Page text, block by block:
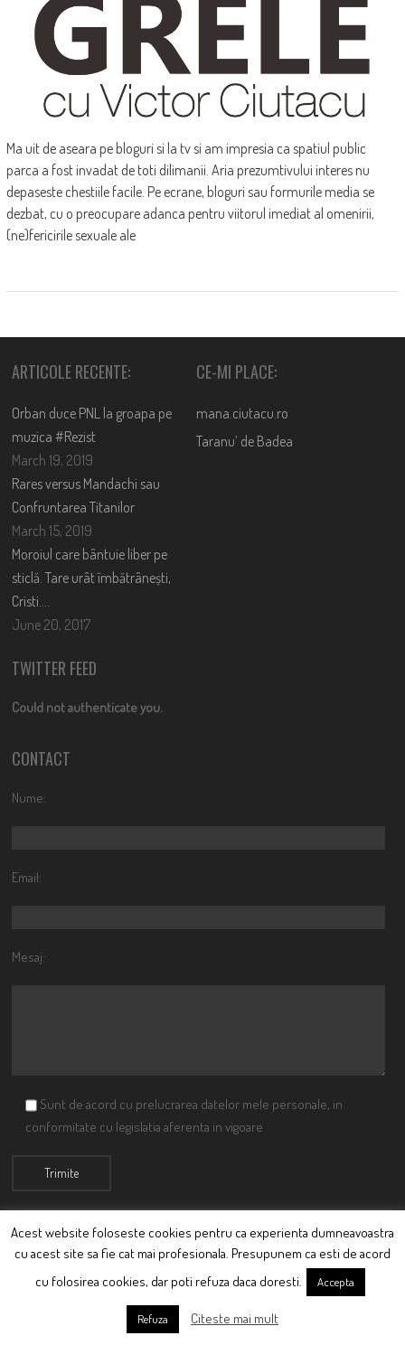
Ma uit de aseara pe bloguri si la tv si am impresia ca spatiul public
parca a fost invadat de toti dilimanii. Aria prezumtivului interes nu
depaseste chestiile facile. Pe ecrane, bloguri sau formurile media se
dezbat, cu o preocupare adanca pentru viitorul imediat al omenirii,
(ne)fericirile sexuale ale
ARTICOLE RECENTE:
Orban duce PNL la groapa pe
muzica #Rezist
March 19, 2019
Rares versus Mandachi sau
Confruntarea Titanilor
March 15, 2019
Moroiul care bântuie liber pe
sticlă. Tare urât îmbătrânești,
Cristi….
June 20, 2017
CE-MI PLACE:
mana.ciutacu.ro
Taranu’ de Badea
TWITTER FEED
Could not authenticate you.
CONTACT
Nume:
Email:
Mesaj:
Sunt de acord cu prelucrarea datelor mele personale, in
conformitate cu legislatia aferenta in vigoare
© Ciutacu 2015 Parte a Imperiului Ciutacesc.
Acest website foloseste cookies pentru ca experienta dumneavoastra
cu acest site sa fie cat mai profesionala. Presupunem ca esti de acord
cu folosirea cookies, dar poti refuza daca doresti.
Accepta
Refuza Citeste mai mult